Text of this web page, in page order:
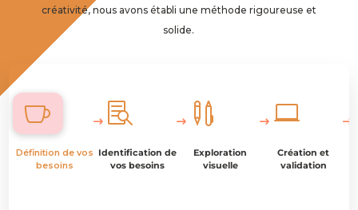
créativité, nous avons établi une méthode rigoureuse et
solide.

Définition de vos
besoins

Identification de
vos besoins

Exploration
visuelle

Création et
validation